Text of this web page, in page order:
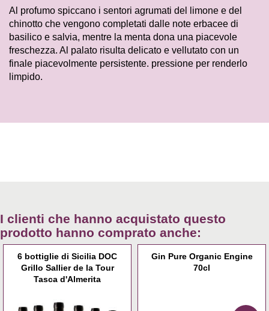
Al profumo spiccano i sentori agrumati del limone e del
chinotto che vengono completati dalle note erbacee di
basilico e salvia, mentre la menta dona una piacevole
freschezza. Al palato risulta delicato e vellutato con un
finale piacevolmente persistente. pressione per renderlo
limpido.
I clienti che hanno acquistato questo
prodotto hanno comprato anche:
6 bottiglie di Sicilia DOC
Grillo Sallier de la Tour
Tasca d'Almerita
Gin Pure Organic Engine
70cl